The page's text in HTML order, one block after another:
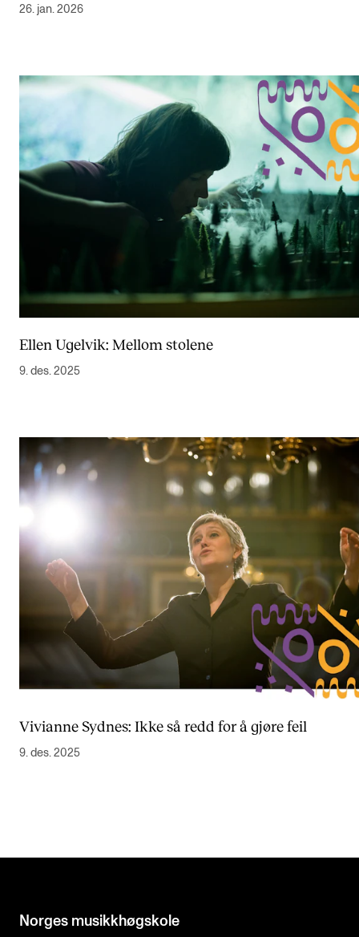
26. jan. 2026
Ellen Ugelvik: Mellom stolene
9. des. 2025
Vivianne Sydnes: Ikke så redd for å gjøre feil
9. des. 2025
Norges musikk­høgskole